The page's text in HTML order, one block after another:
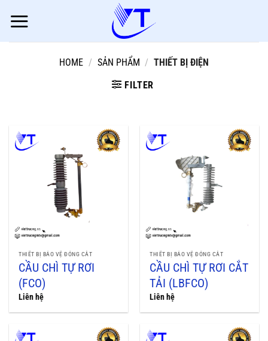
HOME / SẢN PHẨM / THIẾT BỊ ĐIỆN
FILTER
THIẾT BỊ BẢO VỆ ĐÓNG CẮT
CẦU CHÌ TỰ RƠI
(FCO)
Liên hệ
THIẾT BỊ BẢO VỆ ĐÓNG CẮT
CẦU CHÌ TỰ RƠI CẮT
TẢI (LBFCO)
Liên hệ